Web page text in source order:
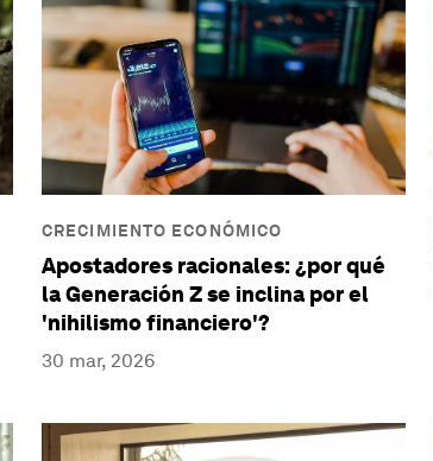
CRECIMIENTO ECONÓMICO
Apostadores racionales: ¿por qué
la Generación Z se inclina por el
'nihilismo financiero'?
30 mar, 2026